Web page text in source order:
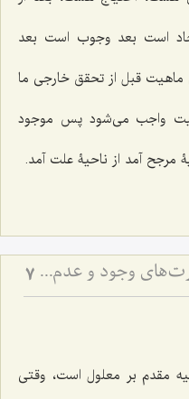
است بعد وجوب است بعد
قبل از تحقق خارجی ما
واجب می‌شود پس موجود
مرجح آمد از ناحیۀ علت آمد.
محفوف بودن ممکن به ضرورت‌های وجود و عدم - تحلیل ضرورت‌های سابق و لاحق در هستی‌شناسی فلسفی 7
مقدم بر معلول است، وقتی